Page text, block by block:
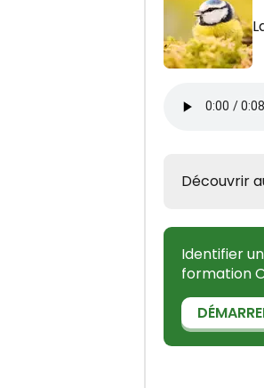
Découvrir
Identifier
formation